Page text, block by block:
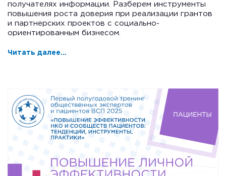
получателях информации. Разберем инструменты
повышения роста доверия при реализации грантов
и партнерских проектов с социально-
ориентированным бизнесом.
Читать далее...